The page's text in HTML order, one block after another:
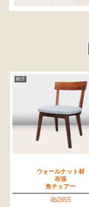
椅子
ウォールナット材
布張
角チェアー
ilb2855